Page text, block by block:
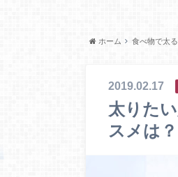
ホーム 食べ物で太る
2019.02.17
太りた
スメは？